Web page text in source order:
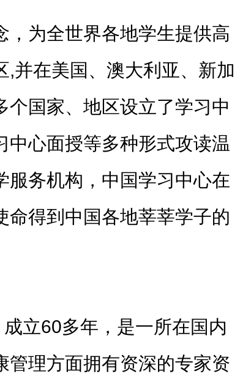
，为全世界各地学生提供高
并在美国、澳大利亚、新加
国家、地区设立了学习中
心面授等多种形式攻读温
服务机构，中国学习中心在
命得到中国各地莘莘学子的
立60多年，是一所在国内
管理方面拥有资深的专家资